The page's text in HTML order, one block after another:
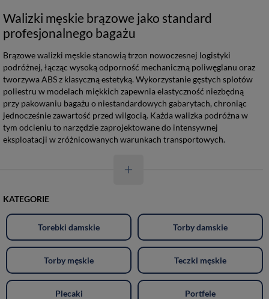
Walizki męskie brązowe jako standard
profesjonalnego bagażu
Brązowe walizki męskie stanowią trzon nowoczesnej logistyki
podróżnej, łącząc wysoką odporność mechaniczną poliwęglanu oraz
tworzywa ABS z klasyczną estetyką. Wykorzystanie gęstych splotów
poliestru w modelach miękkich zapewnia elastyczność niezbędną
przy pakowaniu bagażu o niestandardowych gabarytach, chroniąc
jednocześnie zawartość przed wilgocią. Każda walizka podróżna w
tym odcieniu to narzędzie zaprojektowane do intensywnej
eksploatacji w zróżnicowanych warunkach transportowych.
KATEGORIE
Torebki damskie Torby damskie
Torby męskie Teczki męskie
Plecaki Portfele